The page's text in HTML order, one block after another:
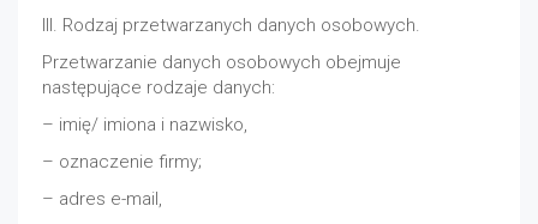
III. Rodzaj przetwarzanych danych osobowych.
Przetwarzanie danych osobowych obejmuje
następujące rodzaje danych:
– imię/ imiona i nazwisko,
– oznaczenie firmy;
– adres e-mail,